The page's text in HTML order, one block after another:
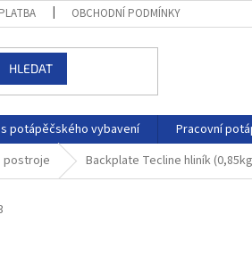
OBCHODNÍ PODMÍNKY
HLEDAT
potápěčského vybavení Pracovní
postroje Backplate Tecline hliník